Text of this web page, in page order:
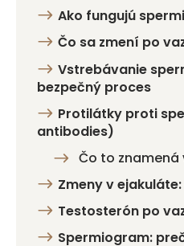
Ako fungujú
Čo sa zmení po
Vstrebávanie
bezpečný proces
Protilátky proti
antibodies)
Čo to znamená
Zmeny v
Testosterón po
Spermiogram: